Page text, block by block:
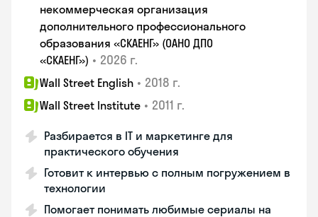
некоммерческая организация
дополнительного профессионального
образования «СКАЕНГ» (ОАНО ДПО
«СКАЕНГ») • 2026 г.
Wall Street English • 2018 г.
Wall Street Institute • 2011 г.
Разбирается в IT и маркетинге для
практического обучения
Готовит к интервью с полным погружением в
технологии
Помогает понимать любимые сериалы на